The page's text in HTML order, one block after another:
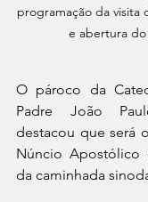
programação da
e abertura
O pároco da
Padre João
destacou que será
Núncio Apostólico
da caminhada